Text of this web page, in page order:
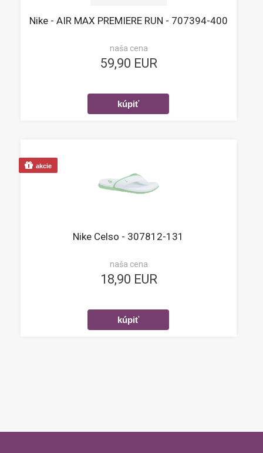
Nike - AIR MAX PREMIERE RUN - 707394-400
naša cena
59,90 EUR
Nike Celso - 307812-131
naša cena
18,90 EUR
akcie